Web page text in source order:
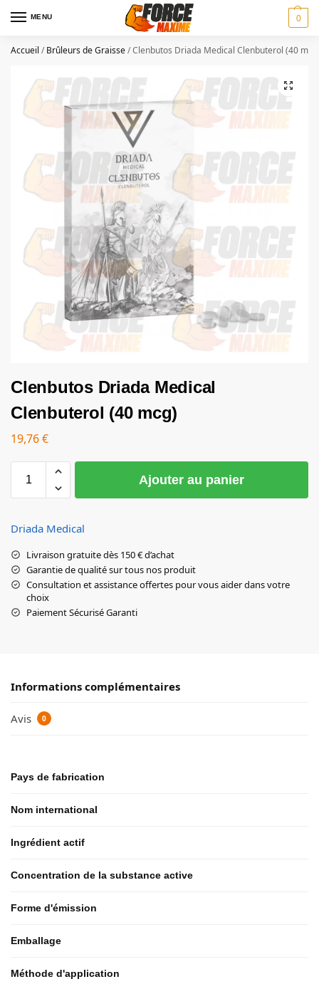
MENU 0
Accueil /Brûleurs de Graisse/Clenbutos Driada Medical Clenbuterol (40
Clenbutos Driada Medical
Clenbuterol (40 mcg)
19,76€
Ajouter au panier
Driada Medical
Livraison gratuite dès 150 € d’achat
Garantie de qualité sur tous nos produit
Consultation et assistance offertes pour vous aider dans votre
choix
Paiement Sécurisé Garanti
Informations complémentaires
Avis 0
Pays de fabrication
Nom international
Ingrédient actif
Concentration de la substance active
Forme d'émission
Emballage
Méthode d'application